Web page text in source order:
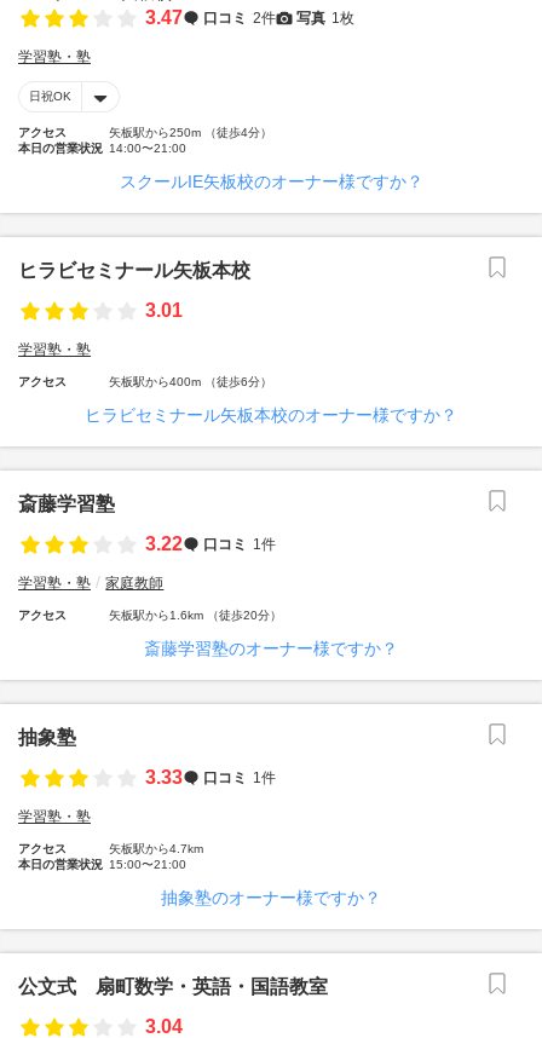
3.47 口コミ 2件 写真 1枚
学習塾・塾
日祝OK
アクセス
矢板駅から250m （徒歩4分）
本日の営業状況 14:00〜21:00
スクールIE矢板校のオーナー様ですか？
ヒラビセミナール矢板本校
3.01
学習塾・塾
アクセス 矢板駅から400m （徒歩6分）
ヒラビセミナール矢板本校のオーナー様ですか？
斎藤学習塾
3.22
口コミ 1件
学習塾・塾 家庭教師
アクセス 矢板駅から1.6km （徒歩20分）
斎藤学習塾のオーナー様ですか？
抽象塾
3.33
口コミ 1件
学習塾・塾
アクセス
矢板駅から4.7km
本日の営業状況 15:00〜21:00
抽象塾のオーナー様ですか？
公文式 扇町数学・英語・国語教室
3.04